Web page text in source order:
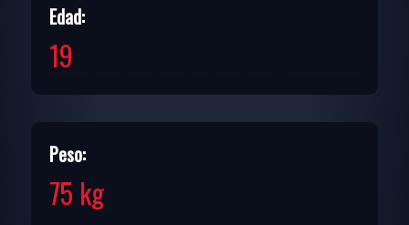
Edad:
19
Peso:
75 kg